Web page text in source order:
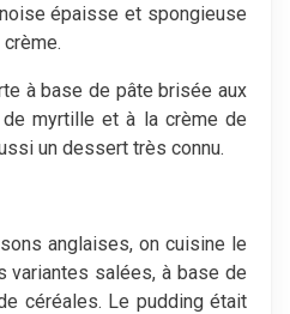
épaisse et spongieuse
à base de pâte brisée aux
myrtille et à la crème de
un dessert très connu.
anglaises, on cuisine le
variantes salées, à base de
céréales. Le pudding était